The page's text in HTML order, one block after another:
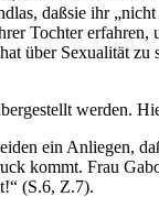
daßsie ihr
Tochter
über Sexualität
werden.
ein Anliegen,
kommt. Frau
(S.6, Z.7).